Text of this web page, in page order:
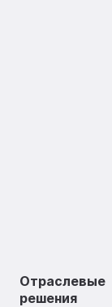
Отраслевые
решения